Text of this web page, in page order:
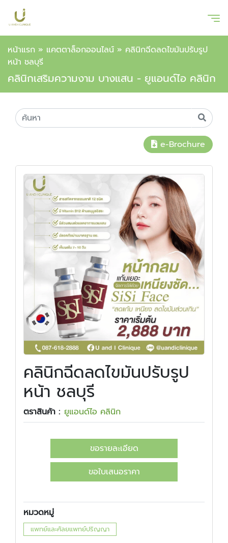
หน้าแรก » แคตตาล็อกออนไลน์ » คลินิกฉีดลดไขมันปรับรูป
หน้า ชลบุรี
คลินิกเสริมความงาม บางแสน - ยูแอนด์ไอ คลินิก
e-Brochure
คลินิกฉีดลดไขมันปรับรูป
หน้า ชลบุรี
ตราสินค้า : ยูแอนด์ไอ คลินิก
ขอรายละเอียด
ขอใบเสนอราคา
หมวดหมู่
แพทย์และศัลยแพทย์ปริญญา